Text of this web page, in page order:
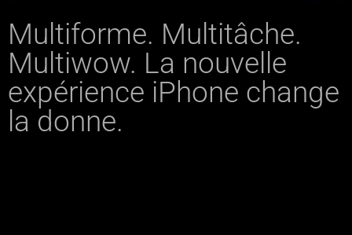
Multiforme. Multitâche.
Multiwow. La nouvelle
expérience iPhone change
la donne.